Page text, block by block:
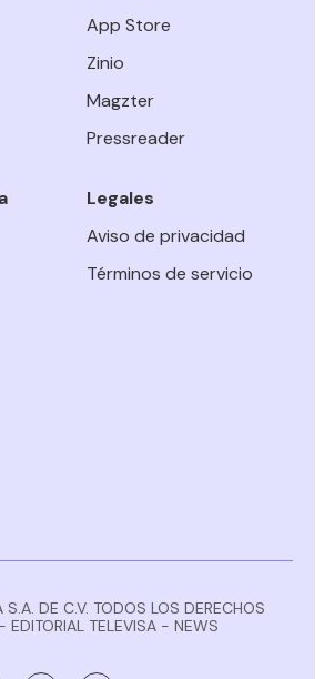
App Store
Zinio
Magzter
Pressreader
Legales
Aviso de privacidad
Términos de servicio
S.A. DE C.V. TODOS LOS DERECHOS
EDITORIAL TELEVISA - NEWS